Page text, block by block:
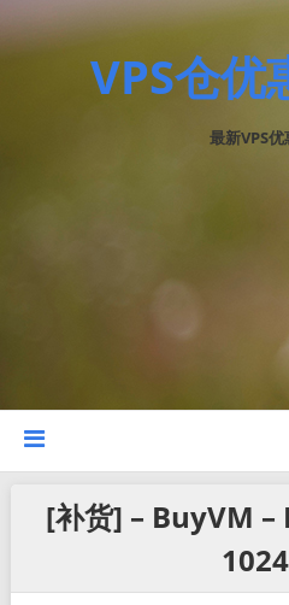
VPS仓优
最新VPS
[补货] – BuyVM –